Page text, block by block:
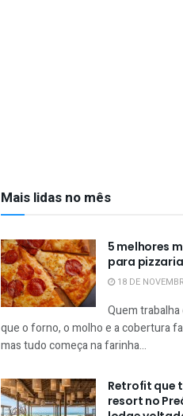
Mais lidas no mês
5 melhores
para
18 DE
Quem
que o forno, o molho e a cobertura
mas tudo começa na farinha...
Retrofit que
resort no